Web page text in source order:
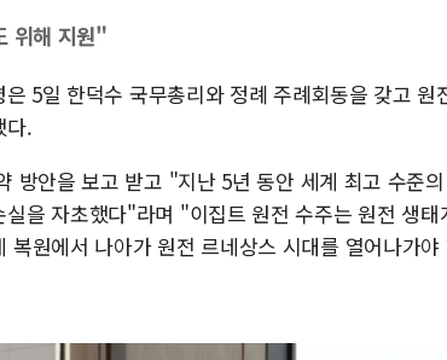
'호우·산사
여야, 황
위해 지원"
5일 한덕수 국무총리와 정례 주례회동을 갖고 원
다.
방안을 보고 받고 "지난 5년 동안 세계 최고 수준
을 자초했다"라며 "이집트 원전 수주는 원전 생태
복원에서 나아가 원전 르네상스 시대를 열어나가